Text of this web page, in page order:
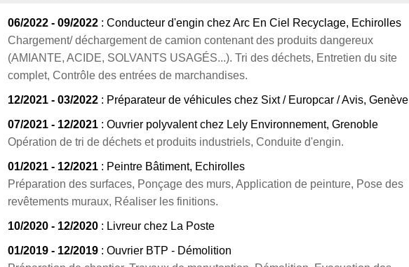
06/2022 - 09/2022 : Conducteur d'engin chez Arc En Ciel Recyclage, Echirolles
Chargement/ déchargement de camion contenant des produits dangereux
(AMIANTE, ACIDE, SOLVANTS USAGÉS...). Tri des déchets, Entretien du site
complet, Contrôle des entrées de marchandises.
12/2021 - 03/2022 : Préparateur de véhicules chez Sixt / Europcar / Avis, Genève
07/2021 - 12/2021 : Ouvrier polyvalent chez Lely Environnement, Grenoble
Opération de tri de déchets et produits industriels, Conduite d'engin.
01/2021 - 12/2021 : Peintre Bâtiment, Echirolles
Préparation des surfaces, Ponçage des murs, Application de peinture, Pose des
revêtements muraux, Réaliser les finitions.
10/2020 - 12/2020 : Livreur chez La Poste
01/2019 - 12/2019 : Ouvrier BTP - Démolition